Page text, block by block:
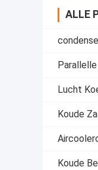
ALLE
Lucht
Koude
Koude